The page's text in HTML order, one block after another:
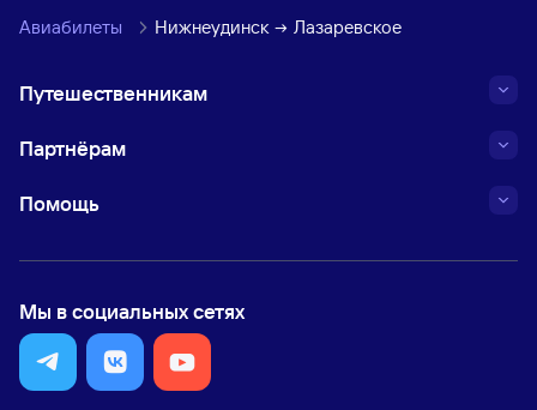
Авиабилеты Нижнеудинск Лазаревское
Путешественникам
Партнёрам
Помощь
Мы в социальных сетях